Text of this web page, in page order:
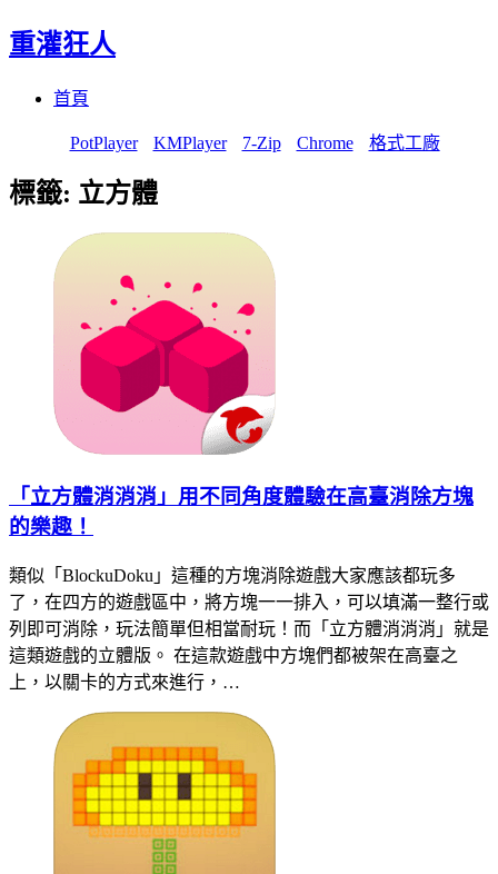
重灌狂人
首頁
PotPlayer KMPlayer 7-Zip Chrome 格式工廠
標籤: 立方體
「立方體消消消」用不同角度體驗在高臺消除方塊
的樂趣！
類似「BlockuDoku」這種的方塊消除遊戲大家應該都玩多
了，在四方的遊戲區中，將方塊一一排入，可以填滿一整行或
列即可消除，玩法簡單但相當耐玩！而「立方體消消消」就是
這類遊戲的立體版。 在這款遊戲中方塊們都被架在高臺之
上，以關卡的方式來進行，…